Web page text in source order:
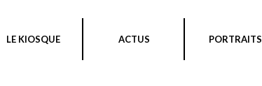
LE KIOSQUE ACTUS PORTRAITS